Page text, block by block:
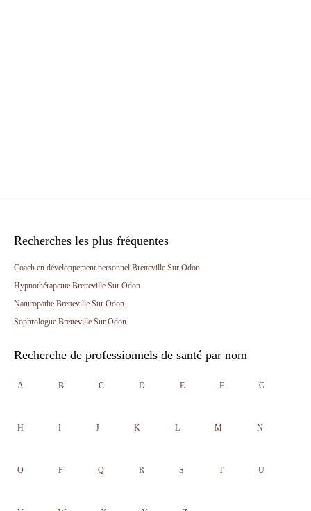
Recherches les plus fréquentes
Coach en développement personnel Bretteville Sur Odon
Hypnothérapeute Bretteville Sur Odon
Naturopathe Bretteville Sur Odon
Sophrologue Bretteville Sur Odon
Recherche de professionnels de santé par nom
A B C D E F G
H I J K L M N
O P Q R S T U